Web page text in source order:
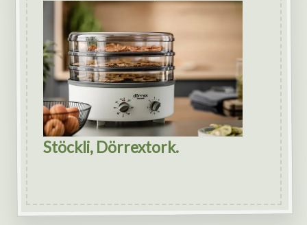
Stöckli, Dörrextork.